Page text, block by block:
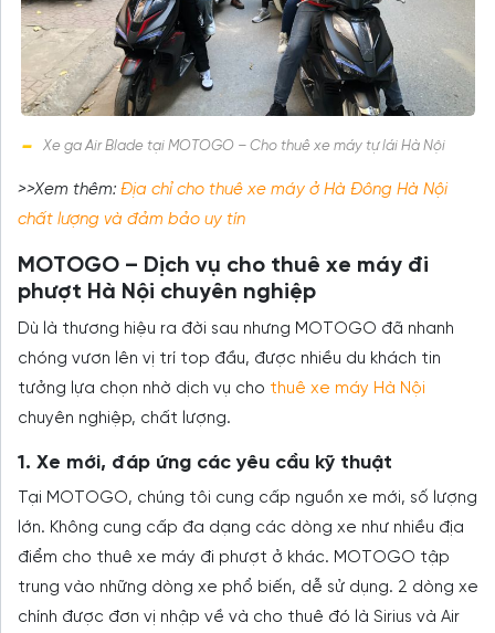
Xe ga Air Blade tại MOTOGO – Cho thuê xe máy tự lái Hà Nội
>>Xem thêm: Địa chỉ cho thuê xe máy ở Hà Đông Hà Nội
chất lượng và đảm bảo uy tín
MOTOGO – Dịch vụ cho thuê xe máy đi
phượt Hà Nội chuyên nghiệp
Dù là thương hiệu ra đời sau nhưng MOTOGO đã nhanh
chóng vươn lên vị trí top đầu, được nhiều du khách tin
tưởng lựa chọn nhờ dịch vụ cho thuê xe máy Hà Nội
chuyên nghiệp, chất lượng.
1. Xe mới, đáp ứng các yêu cầu kỹ thuật
Tại MOTOGO, chúng tôi cung cấp nguồn xe mới, số lượng
lớn. Không cung cấp đa dạng các dòng xe như nhiều địa
điểm cho thuê xe máy đi phượt ở khác. MOTOGO tập
trung vào những dòng xe phổ biến, dễ sử dụng. 2 dòng xe
chính được đơn vị nhập về và cho thuê đó là Sirius và Air